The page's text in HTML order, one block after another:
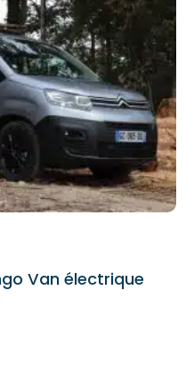
Van électrique